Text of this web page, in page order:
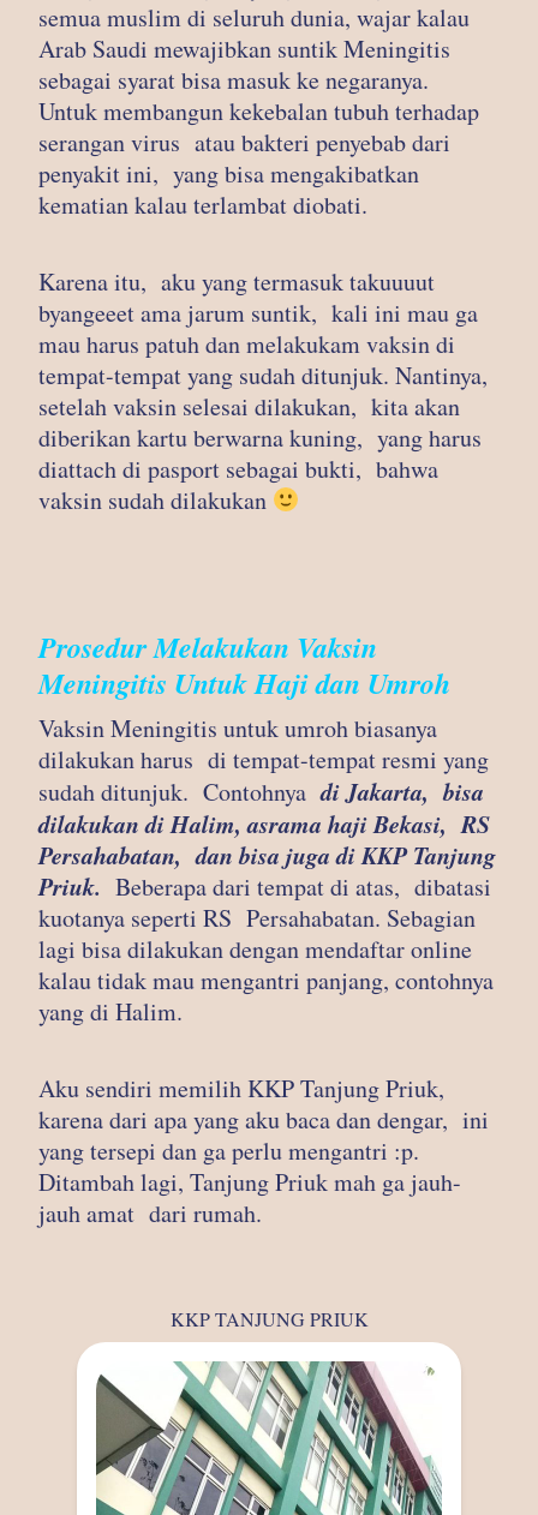
semua muslim di seluruh dunia, wajar kalau
Arab Saudi mewajibkan suntik Meningitis
sebagai syarat bisa masuk ke negaranya.
Untuk membangun kekebalan tubuh terhadap
serangan virus atau bakteri penyebab dari
penyakit ini, yang bisa mengakibatkan
kematian kalau terlambat diobati.
Karena itu, aku yang termasuk takuuuut
byangeeet ama jarum suntik, kali ini mau ga
mau harus patuh dan melakukam vaksin di
tempat-tempat yang sudah ditunjuk. Nantinya,
setelah vaksin selesai dilakukan, kita akan
diberikan kartu berwarna kuning, yang harus
diattach di pasport sebagai bukti, bahwa
vaksin sudah dilakukan
Prosedur Melakukan Vaksin
Meningitis Untuk Haji dan Umroh
Vaksin Meningitis untuk umroh biasanya
dilakukan harus di tempat-tempat resmi yang
sudah ditunjuk. Contohnyadi Jakarta, bisa
dilakukan di Halim, asrama haji Bekasi, RS
Persahabatan, dan bisa juga di KKP Tanjung
Priuk. Beberapa dari tempat di atas, dibatasi
kuotanya seperti RS Persahabatan. Sebagian
lagi bisa dilakukan dengan mendaftar online
kalau tidak mau mengantri panjang, contohnya
yang di Halim.
Aku sendiri memilih KKP Tanjung Priuk,
karena dari apa yang aku baca dan dengar, ini
yang tersepi dan ga perlu mengantri :p.
Ditambah lagi, Tanjung Priuk mah ga jauh-
jauh amat dari rumah.
KKP TANJUNG PRIUK